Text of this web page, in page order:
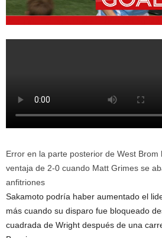
Error en la parte posterior de West Brom
ventaja de 2-0 cuando Matt Grimes se
anfitriones
Sakamoto podría haber aumentado el
más cuando su disparo fue bloqueado
cuadrada de Wright después de una